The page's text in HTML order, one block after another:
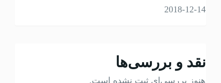
2018-12-14
نقد و بررسی‌ها
هنوز بررسی‌ای ثبت نشده است.